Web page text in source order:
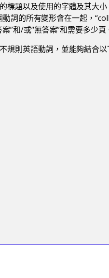
標題以及使用的字體及其大
詞的所有變形會在一起，
”和/或“無答案”和需要多少
規則英語動詞，並能夠結合以